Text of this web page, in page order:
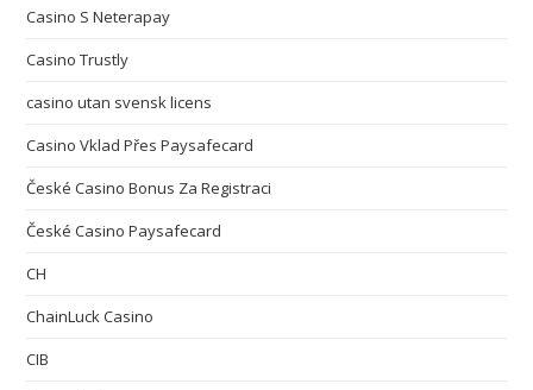
Casino S Neterapay
Casino Trustly
casino utan svensk licens
Casino Vklad Přes Paysafecard
České Casino Bonus Za Registraci
České Casino Paysafecard
CH
ChainLuck Casino
CIB